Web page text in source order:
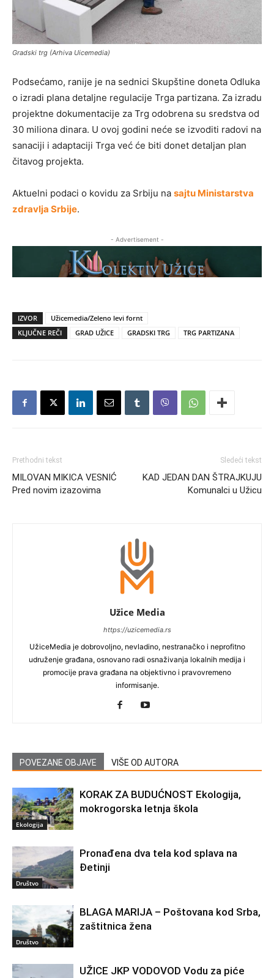
Gradski trg (Arhiva Uicemedia)
Podsećamo, ranije je na sednici Skupštine doneta Odluka
o izradi plana detaljne regulacije Trga partizana. Za izradu
projektne dokumentacije za Trg odobrena su sredstva od
30 miliona dinara. U ovoj godini neće se izvoditi radovi na
sanaciji i adaptaciji Trga već će biti donet detaljan plan
čitavog projekta.
Aktuelni podaci o kovidu za Srbiju na sajtu Ministarstva
zdravlja Srbije.
- Advertisement -
IZVOR
Užicemedia/Zeleno levi fornt
KLJUČNE REČI
GRAD UŽICE GRADSKI TRG TRG PARTIZANA
Prethodni tekst
MILOVAN MIKICA VESNIĆ
Pred novim izazovima
Sledeći tekst
KAD JEDAN DAN ŠTRAJKUJU
Komunalci u Užicu
Užice Media
https://uzicemedia.rs
UžiceMedia je dobrovoljno, nevladino, nestranačko i neprofitno
udruženje građana, osnovano radi osnaživanja lokalnih medija i
promocije prava građana na objektivno i pravovremeno
informisanje.
POVEZANE OBJAVE VIŠE OD AUTORA
Ekologija
KORAK ZA BUDUĆNOST Ekologija,
mokrogorska letnja škola
Društvo
Pronađena dva tela kod splava na
Đetinji
Društvo
BLAGA MARIJA – Poštovana kod Srba,
zaštitnica žena
UŽICE JKP VODOVOD Vodu za piće